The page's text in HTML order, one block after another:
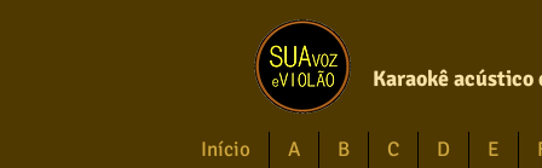
Karaokê acústico
Início A B C D E